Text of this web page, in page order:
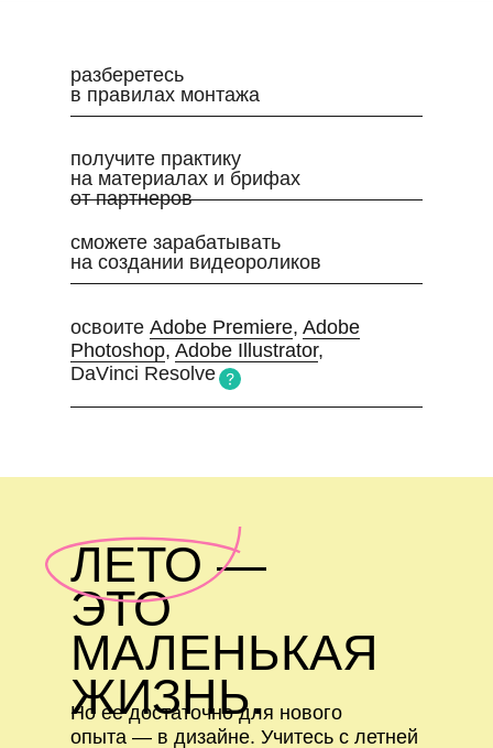
разберетесь
в правилах монтажа
получите практику
на материалах и брифах
от партнеров
сможете зарабатывать
на создании видеороликов
освоите Adobe Premiere, Adobe
Photoshop, Adobe Illustrator,
DaVinci Resolve
ЛЕТО —
ЭТО
МАЛЕНЬКАЯ
ЖИЗНЬ.
Но ее достаточно для нового
опыта — в дизайне. Учитесь с летней